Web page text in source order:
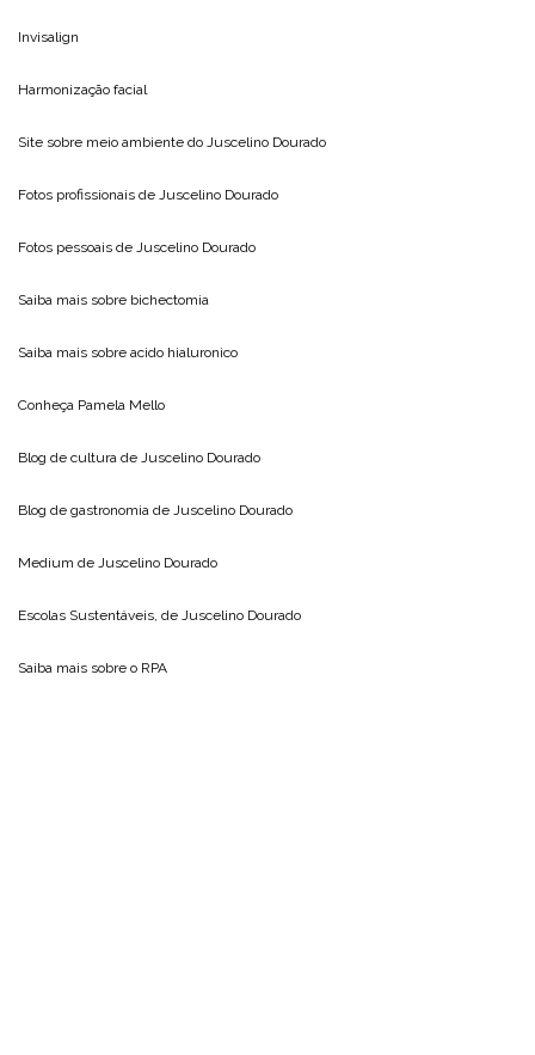
Invisalign
Harmonização facial
Site sobre meio ambiente do Juscelino Dourado
Fotos profissionais de Juscelino Dourado
Fotos pessoais de Juscelino Dourado
Saiba mais sobre bichectomia
Saiba mais sobre acido hialuronico
Conheça Pamela Mello
Blog de cultura de Juscelino Dourado
Blog de gastronomia de Juscelino Dourado
Medium de Juscelino Dourado
Escolas Sustentáveis, de Juscelino Dourado
Saiba mais sobre o RPA